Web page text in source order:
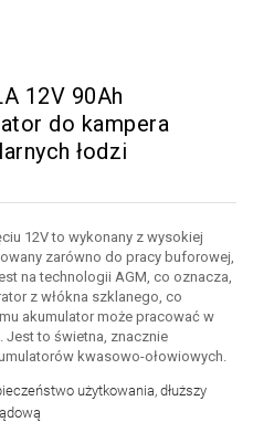
12V 90Ah
do kampera
łodzi
12V to wykonany z wysokiej
zarówno do pracy buforowej,
na technologii AGM, co oznacza,
z włókna szklanego, co
akumulator może pracować w
Jest to świetna, znacznie
kwasowo-ołowiowych.
użytkowania, dłuższy